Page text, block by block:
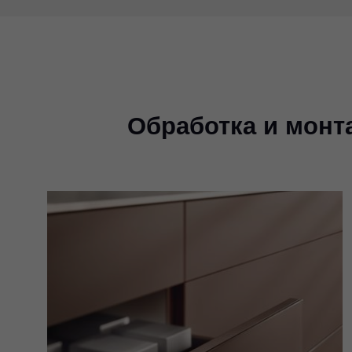
Обработка и